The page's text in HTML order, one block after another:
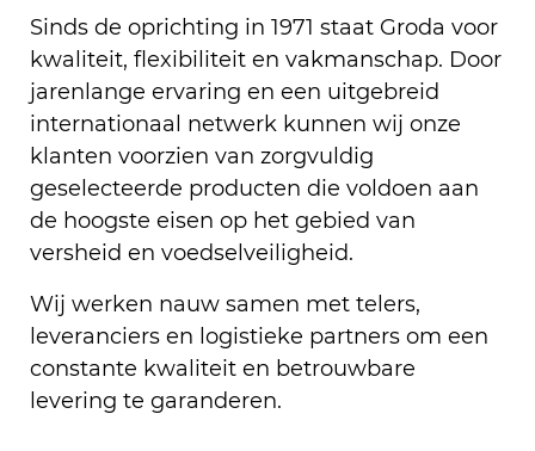
Sinds de oprichting in 1971 staat Groda voor
kwaliteit, flexibiliteit en vakmanschap. Door
jarenlange ervaring en een uitgebreid
internationaal netwerk kunnen wij onze
klanten voorzien van zorgvuldig
geselecteerde producten die voldoen aan
de hoogste eisen op het gebied van
versheid en voedselveiligheid.
Wij werken nauw samen met telers,
leveranciers en logistieke partners om een
constante kwaliteit en betrouwbare
levering te garanderen.